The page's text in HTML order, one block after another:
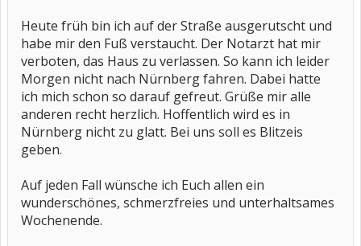
Heute früh bin ich auf der Straße ausgerutscht und
habe mir den Fuß verstaucht. Der Notarzt hat mir
verboten, das Haus zu verlassen. So kann ich leider
Morgen nicht nach Nürnberg fahren. Dabei hatte
ich mich schon so darauf gefreut. Grüße mir alle
anderen recht herzlich. Hoffentlich wird es in
Nürnberg nicht zu glatt. Bei uns soll es Blitzeis
geben.
Auf jeden Fall wünsche ich Euch allen ein
wunderschönes, schmerzfreies und unterhaltsames
Wochenende.